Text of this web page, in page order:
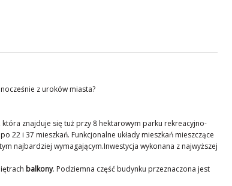
z uroków miasta?
znajduje się tuż przy 8 hektarowym parku rekreacyjno-
22 i 37 mieszkań. Funkcjonalne układy mieszkań mieszczące
najbardziej wymagającym.Inwestycja wykonana z najwyższej
balkony. Podziemna część budynku przeznaczona jest